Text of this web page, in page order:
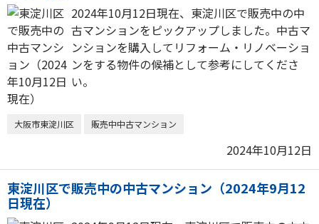
2024年10月12日現在、東淀川区で販売中の中
古マンションをピックアップしました。中古マ
ンションを購入してリフォーム・リノベーショ
ンをする物件の候補として参考にしてくださ
い。
大阪市東淀川区 販売中中古マンション
2024年10月12日
東淀川区で販売中の中古マンション（2024年9月12
日現在）